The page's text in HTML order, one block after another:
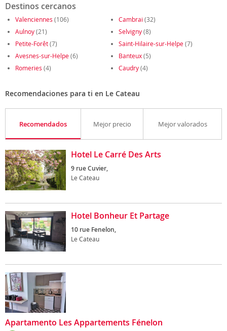
Destinos cercanos
Valenciennes (106) Cambrai (32)
Aulnoy(21) Selvigny(8)
Petite-Forêt(7) Saint-Hilaire-sur-Helpe(7)
Avesnes-sur-Helpe(6) Banteux(5)
Romeries (4) Caudry(4)
Recomendaciones para ti en Le Cateau
Recomendados Mejor precio Mejor valorados
Hotel Le Carré Des Arts
9 rue Cuvier,
Le Cateau
Hotel Bonheur Et Partage
10 rue Fenelon,
Le Cateau
Apartamento Les Appartements Fénelon